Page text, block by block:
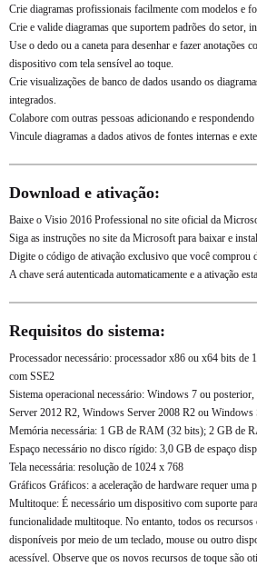
Crie diagramas profissionais facilmente com modelos e
Crie e valide diagramas que suportem padrões do
Use o dedo ou a caneta para desenhar e fazer anotações
dispositivo com tela sensível ao toque.
Crie visualizações de banco de dados usando os
integrados.
Colabore com outras pessoas adicionando e
Vincule diagramas a dados ativos de fontes internas e
Download e ativação:
Baixe o Visio 2016 Professional no site oficial da
Siga as instruções no site da Microsoft para baixar e
Digite o código de ativação exclusivo que você comprou
A chave será autenticada automaticamente e a ativação
Requisitos do sistema:
Processador necessário: processador x86 ou x64 bits de
com SSE2
Sistema operacional necessário: Windows 7 ou
Server 2012 R2, Windows Server 2008 R2 ou Windows
Memória necessária: 1 GB de RAM (32 bits); 2 GB de
Espaço necessário no disco rígido: 3,0 GB de espaço
Tela necessária: resolução de 1024 x 768
Gráficos Gráficos: a aceleração de hardware requer uma
Multitoque: É necessário um dispositivo com suporte
funcionalidade multitoque. No entanto, todos os recursos
disponíveis por meio de um teclado, mouse ou outro
acessível. Observe que os novos recursos de toque são